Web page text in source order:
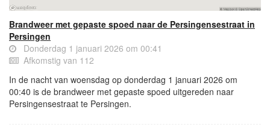
Brandweer met gepaste spoed naar de Persingensestraat in
Persingen
Donderdag 1 januari 2026 om 00:41
Afkomstig van 112
In de nacht van woensdag op donderdag 1 januari 2026 om
00:40 is de brandweer met gepaste spoed uitgereden naar
Persingensestraat te Persingen.